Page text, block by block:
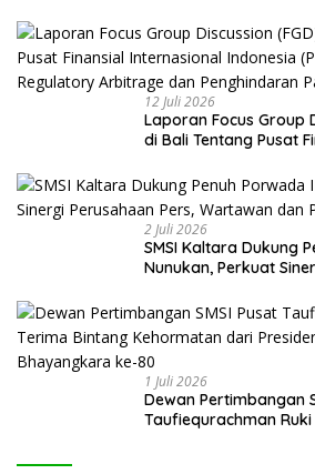
12 Juli 2026
Laporan Focus Group
di Bali Tentang Pusat
Arbitrage dan
2 Juli 2026
SMSI Kaltara Dukung
Nunukan, Perkuat
1 Juli 2026
Dewan Pertimbangan
Taufiequrachman